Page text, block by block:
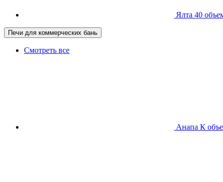
Ялта 40
Печи для коммерческих бань
Смотреть все
Анапа К